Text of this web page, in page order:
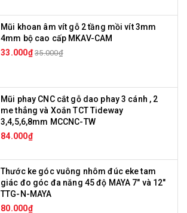
Mũi khoan âm vít gỗ 2 tầng mồi vít 3mm
4mm bộ cao cấp MKAV-CAM
33.000₫ 35.000₫
Mũi phay CNC cắt gỗ dao phay 3 cánh , 2
me thẳng và Xoắn TCT Tideway
3,4,5,6,8mm MCCNC-TW
84.000₫
Thước ke góc vuông nhôm đúc eke tam
giác đo góc đa năng 45 độ MAYA 7" và 12"
TTG-N-MAYA
80.000₫